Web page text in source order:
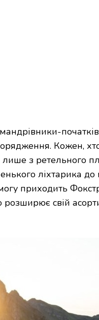
Кожен,
з ретельного
ліхтарика
приходить
розширює свій